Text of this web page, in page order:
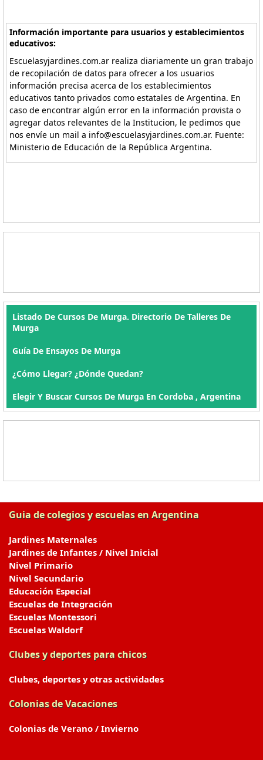
Información importante para usuarios y establecimientos
educativos:
Escuelasyjardines.com.ar realiza diariamente un gran trabajo
de recopilación de datos para ofrecer a los usuarios
información precisa acerca de los establecimientos
educativos tanto privados como estatales de Argentina. En
caso de encontrar algún error en la información provista o
agregar datos relevantes de la Institucion, le pedimos que
nos envíe un mail a info@escuelasyjardines.com.ar. Fuente:
Ministerio de Educación de la República Argentina.
Listado De Cursos De Murga. Directorio De Talleres De
Murga
Guía De Ensayos De Murga
¿Cómo Llegar? ¿Dónde Quedan?
Elegir Y Buscar Cursos De Murga En Cordoba , Argentina
Guia de colegios y escuelas en Argentina
Jardines Maternales
Jardines de Infantes / Nivel Inicial
Nivel Primario
Nivel Secundario
Educación Especial
Escuelas de Integración
Escuelas Montessori
Escuelas Waldorf
Clubes y deportes para chicos
Clubes, deportes y otras actividades
Colonias de Vacaciones
Colonias de Verano / Invierno